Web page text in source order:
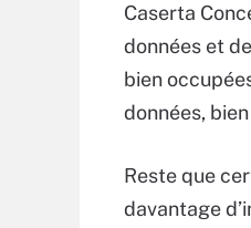
Caserta
données et
bien
données,
Reste que
davantage